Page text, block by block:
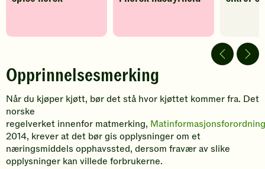
Opprinnelsesmerking
Når du kjøper kjøtt, bør det stå hvor kjøttet kommer fra. Det
norske
regelverket innenfor matmerking,
2014, krever at det bør gis opplysninger om et
næringsmiddels opphavssted, dersom fravær av slike
opplysninger kan villede forbrukerne.